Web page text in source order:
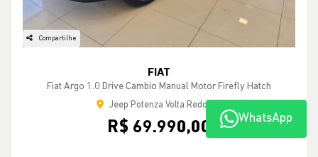
Compartilhe
FIAT
Fiat Argo 1.0 Drive Cambio Manual Motor Firefly Hatch
Jeep Potenza Volta Redonda
R$ 69.990,00 WhatsApp